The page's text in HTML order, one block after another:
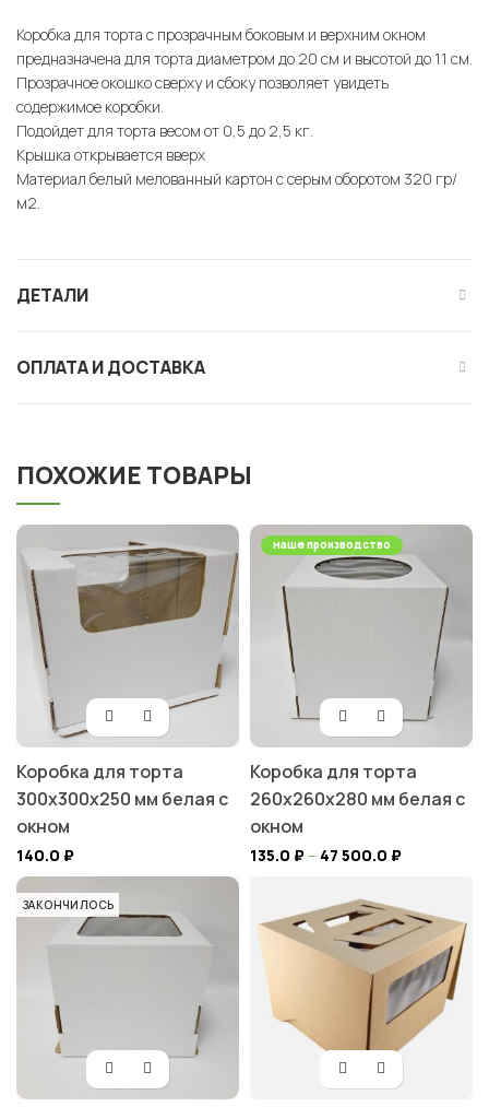
Коробка для торта с прозрачным боковым и верхним окном
предназначена для торта диаметром до 20 см и высотой до 11 см.
Прозрачное окошко сверху и сбоку позволяет увидеть
содержимое коробки.
Подойдет для торта весом от 0,5 до 2,5 кг.
Крышка открывается вверх
Материал белый мелованный картон с серым оборотом 320 гр/
м2.
ДЕТАЛИ
ОПЛАТА И ДОСТАВКА
ПОХОЖИЕ ТОВАРЫ
Коробка для торта
300х300х250 мм белая с
окном
140.0 ₽
наше производство
Коробка для торта
260х260х280 мм белая с
окном
135.0 ₽– 47 500.0 ₽
ЗАКОНЧИЛОСЬ